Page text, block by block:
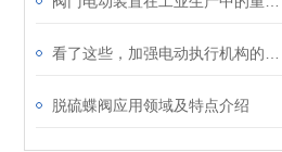
脱硫蝶阀应用领域及特点介绍